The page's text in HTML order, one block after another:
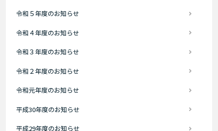
令和５年度のお知らせ
令和４年度のお知らせ
令和３年度のお知らせ
令和２年度のお知らせ
令和元年度のお知らせ
平成30年度のお知らせ
平成29年度のお知らせ